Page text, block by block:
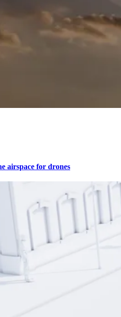
airspace for drones